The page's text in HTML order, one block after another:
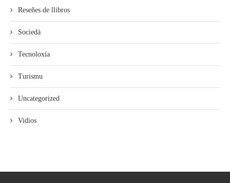
Reseñes de llibros
Sociedá
Tecnoloxía
Turismu
Uncategorized
Vidios